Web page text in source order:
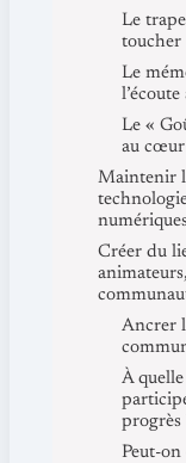
Le
toucher
Le
Le «
au cœur
Maintenir
Créer du
Ancrer
À
progrès
Peut-on